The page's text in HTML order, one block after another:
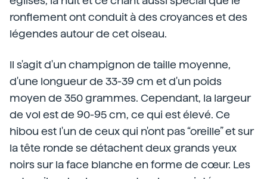
ronflement ont conduit à des croyances et des
légendes autour de cet oiseau.
Il s'agit d'un champignon de taille moyenne,
d'une longueur de 33-39 cm et d'un poids
moyen de 350 grammes. Cependant, la largeur
de vol est de 90-95 cm, ce qui est élevé. Ce
hibou est l'un de ceux qui n'ont pas “oreille” et sur
la tête ronde se détachent deux grands yeux
noirs sur la face blanche en forme de cœur. Les